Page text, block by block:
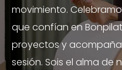
movimiento.
que confían en
proyectos y
sesión. Sois el alma de